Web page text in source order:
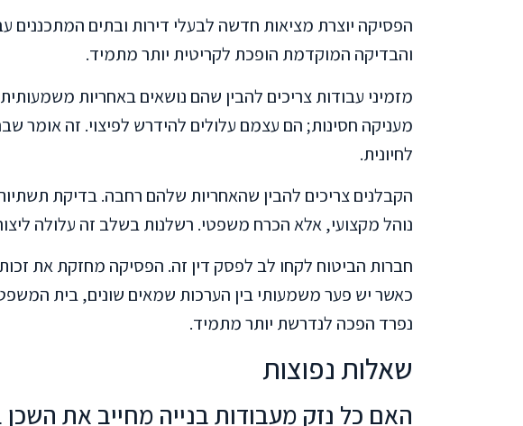
הפסיקה יוצרת מציאות חדשה לבעלי דירות ובתים המתכננים
והבדיקה המוקדמת הופכת לקריטית יותר מתמיד.
מזמיני עבודות צריכים להבין שהם נושאים באחריות
מעניקה חסינות; הם עצמם עלולים להידרש לפיצוי. זה אומר
לחיונית.
הקבלנים צריכים להבין שהאחריות שלהם רחבה. בדיקת
נוהל מקצועי, אלא הכרח משפטי. רשלנות בשלב זה עלולה
חברות הביטוח לקחו לב לפסק דין זה. הפסיקה מחזקת את
כאשר יש פער משמעותי בין הערכות שמאים שונים, בית
נפרד הפכה לנדרשת יותר מתמיד.
שאלות נפוצות
האם כל נזק מעבודות בנייה מחייב את השכן